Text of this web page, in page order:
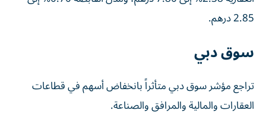
2.85 درهم.
سوق دبي
تراجع مؤشر سوق دبي متأثراً بانخفاض أسهم في قطاعات
العقارات والمالية والمرافق والصناعة.